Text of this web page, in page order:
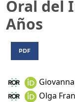
Oral del
Años
PDF
Olga